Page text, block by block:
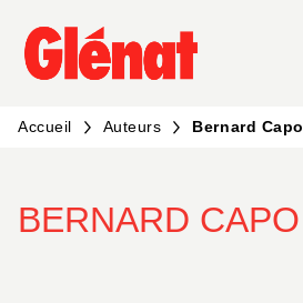
MENU RECHERCHE
PIED DE PAGE
Accueil Auteurs Bernard Capo
BERNARD CAPO